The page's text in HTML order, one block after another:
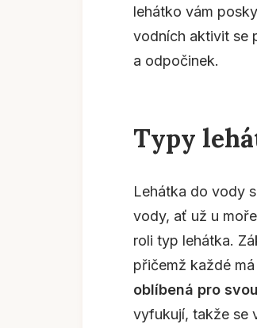
lehátko vám
vodních aktivit se
a odpočinek.
Typy
Lehátka do vody
vody, ať už u
roli typ lehátka.
přičemž každé
oblíbená pro
vyfukují, takže se